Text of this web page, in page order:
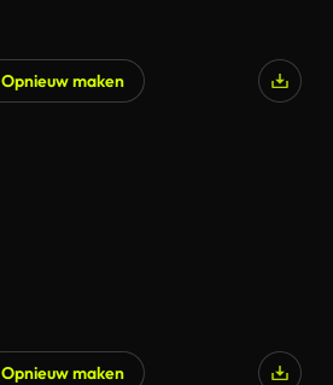
Opnieuw maken
Opnieuw maken